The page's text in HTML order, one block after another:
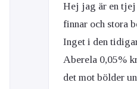
Hej jag är en tjej
finnar och stora
Inget i den
Aberela 0,05%
det mot bölder